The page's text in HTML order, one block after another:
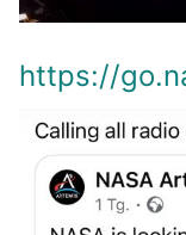
https://